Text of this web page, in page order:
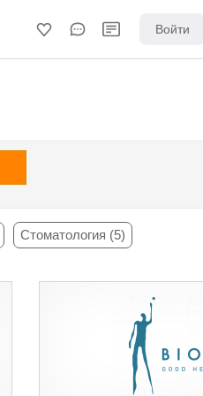
Войти
Стоматология (5)